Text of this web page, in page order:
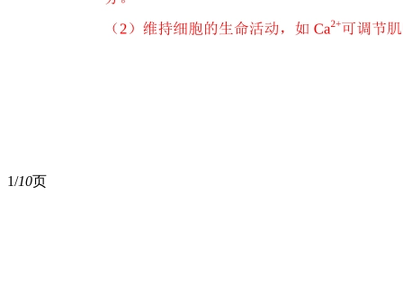
1/10页